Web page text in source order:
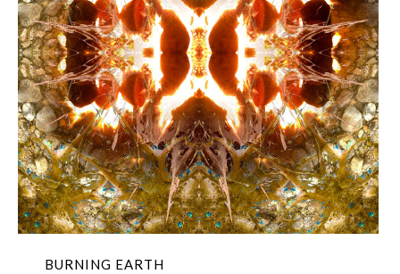
BURNING EARTH